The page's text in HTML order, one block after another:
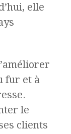
elle
fur et à
le
clients